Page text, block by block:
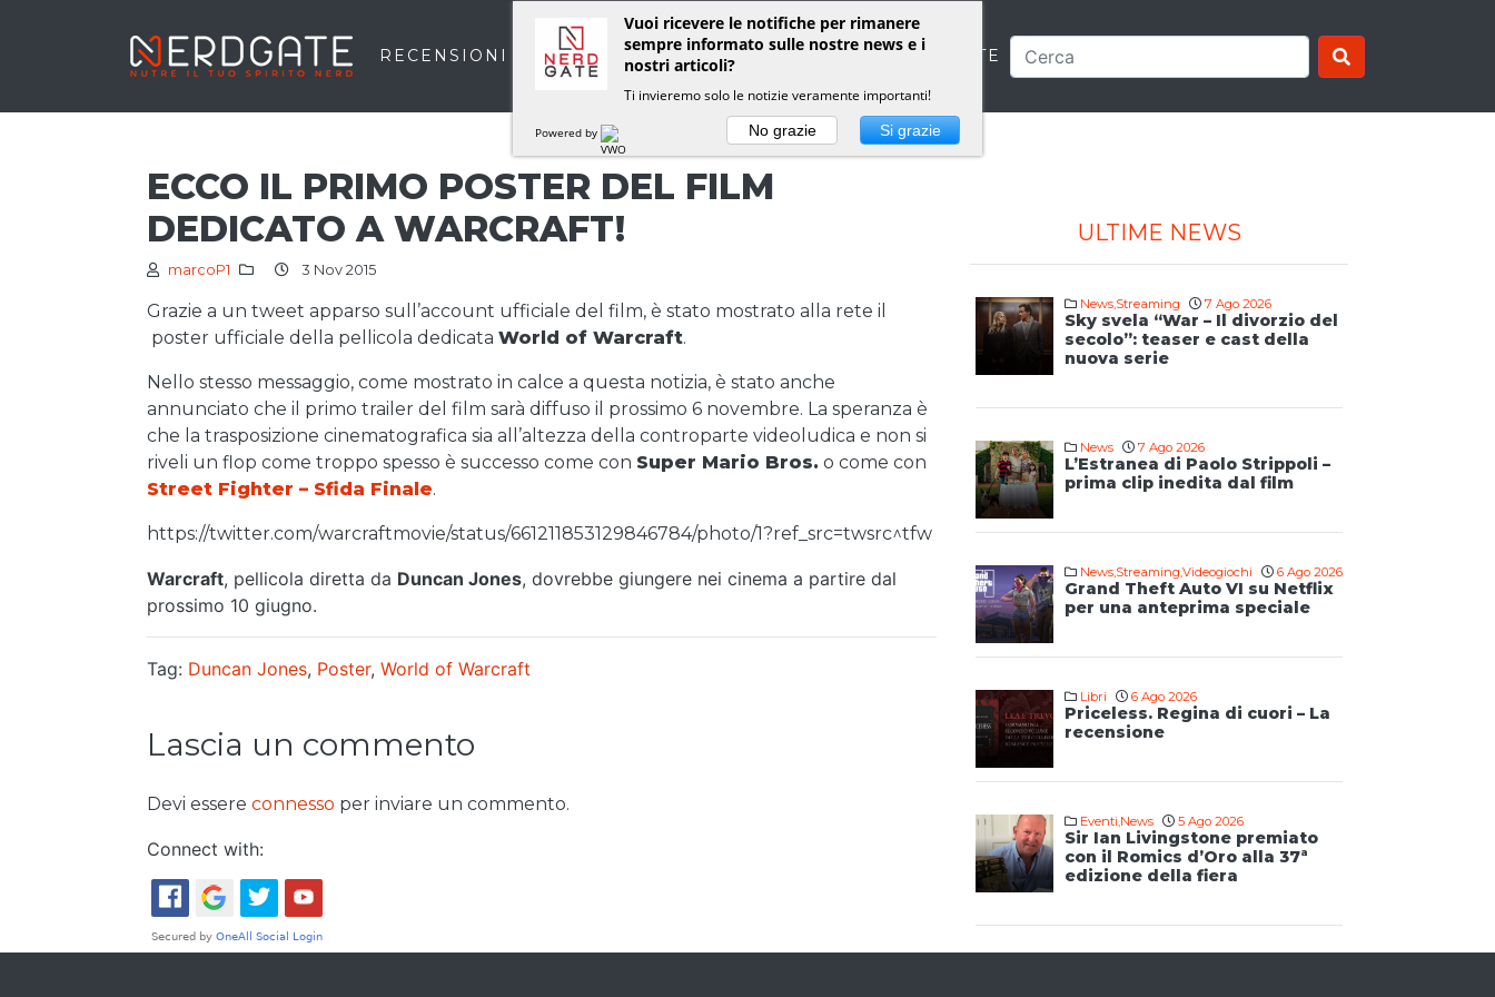
RECENSIONI RUBRICHE NEWS LO STAFF DI NERDGATE
ECCO IL PRIMO POSTER DEL FILM
DEDICATO A WARCRAFT!
marcoP1 3 Nov 2015
Grazie a un tweet apparso sull’account ufficiale del film, è stato mostrato alla rete il
poster ufficiale della pellicola dedicata World of Warcraft.
Nello stesso messaggio, come mostrato in calce a questa notizia, è stato anche
annunciato che il primo trailer del film sarà diffuso il prossimo 6 novembre. La speranza è
che la trasposizione cinematografica sia all’altezza della controparte videoludica e non si
riveli un flop come troppo spesso è successo come con Super Mario Bros. o come con
Street Fighter – Sfida Finale.
https://twitter.com/warcraftmovie/status/661211853129846784/photo/1?ref_src=twsrc^tfw
Warcraft, pellicola diretta da Duncan Jones, dovrebbe giungere nei cinema a partire dal
prossimo 10 giugno.
Tag: Duncan Jones, Poster, World of Warcraft
Lascia un commento
Devi essere connesso per inviare un commento.
Connect with:
ULTIME NEWS
News,Streaming 7 Ago 2026
Sky svela “War – Il divorzio del
secolo”: teaser e cast della
nuova serie
News 7 Ago 2026
L’Estranea di Paolo Strippoli –
prima clip inedita dal film
News,Streaming,Videogiochi 6 Ago 2026
Grand Theft Auto VI su Netflix
per una anteprima speciale
Libri 6 Ago 2026
Priceless. Regina di cuori – La
recensione
Eventi,News 5 Ago 2026
Sir Ian Livingstone premiato
con il Romics d’Oro alla 37ª
edizione della fiera
Vuoi ricevere le notifiche per rimanere
sempre informato sulle nostre news e i
nostri articoli?
Ti invieremo solo le notizie veramente importanti!
Powered by No grazie Si grazie